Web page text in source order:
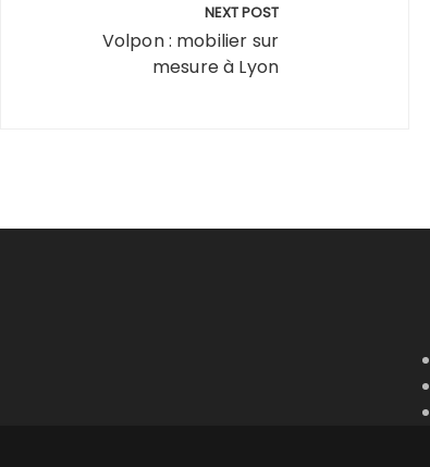
NEXT POST
Volpon : mobilier sur
mesure à Lyon